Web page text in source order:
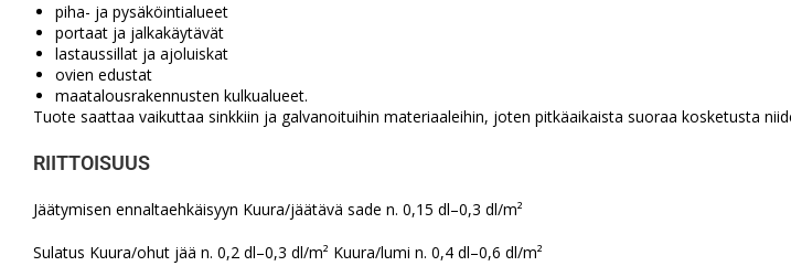
piha- ja pysäköintialueet
portaat ja jalkakäytävät
lastaussillat ja ajoluiskat
ovien edustat
maatalousrakennusten kulkualueet.
Tuote saattaa vaikuttaa sinkkiin ja galvanoituihin materiaaleihin, joten pitkäaikaista suoraa kosketusta
RIITTOISUUS
Jäätymisen ennaltaehkäisyyn Kuura/jäätävä sade n. 0,15 dl–0,3 dl/m²
Sulatus Kuura/ohut jää n. 0,2 dl–0,3 dl/m² Kuura/lumi n. 0,4 dl–0,6 dl/m²